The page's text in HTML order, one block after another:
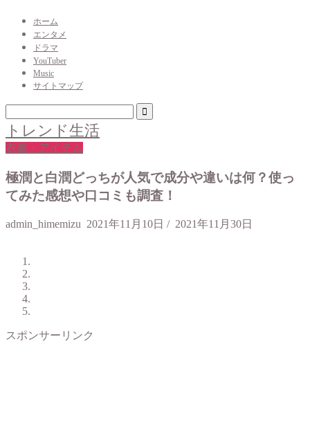
ホーム
エンタメ
ドラマ
YouTuber
Music
サイトマップ
トレンド生活
衣装・アイテム
極潤と白潤どっちが人気で成分や違いは何？使っ
てみた感想や口コミも調査！
admin_himemizu 2021年11月10日 / 2021年11月30日
スポンサーリンク